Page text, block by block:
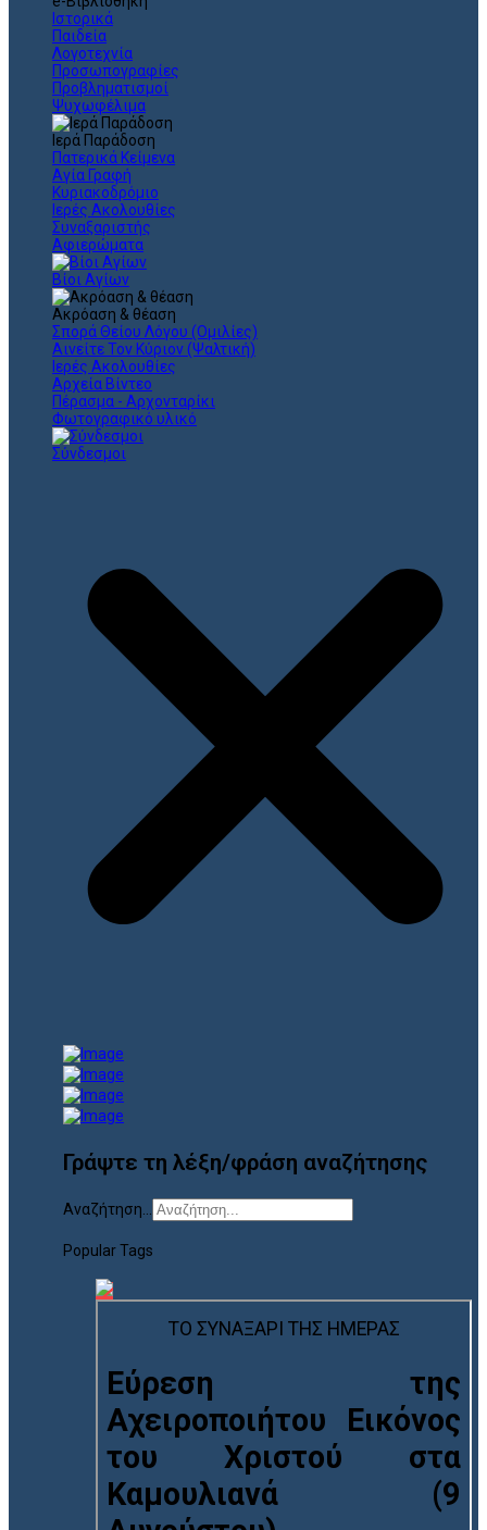
Ιστορικά
Παιδεία
Λογοτεχνία
Προσωπογραφίες
Προβληματισμοί
Ψυχωφέλιμα
Ιερά Παράδοση
Πατερικά Κείμενα
Αγία Γραφή
Κυριακοδρόμιο
Ιερές Ακολουθίες
Συναξαριστής
Αφιερώματα
Βίοι Αγίων
Ακρόαση & θέαση
Σπορά Θείου Λόγου (Ομιλίες)
Αινείτε Τον Κύριον (Ψαλτική)
Ιερές Ακολουθίες
Αρχεία Βίντεο
Πέρασμα - Αρχονταρίκι
Φωτογραφικό υλικό
Σύνδεσμοι
Γράψτε τη λέξη/φράση αναζήτησης
Αναζήτηση...
Popular Tags